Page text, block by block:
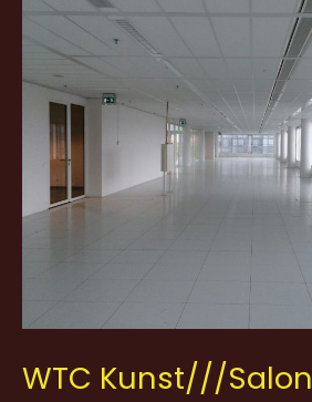
WTC Kunst///Salon
WTC
Kunst///Salon